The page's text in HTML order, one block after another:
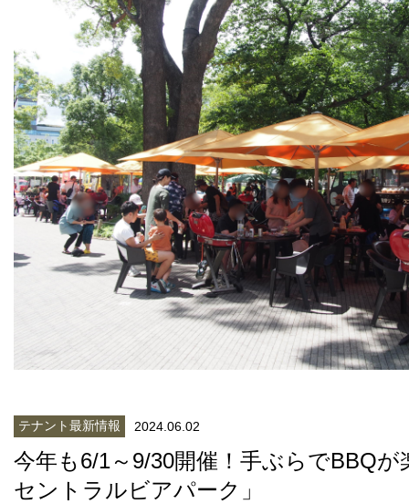
テナント最新情報 2024.06.02
今年も6/1～9/30開催！手ぶらでBBQが
セントラルビアパーク」